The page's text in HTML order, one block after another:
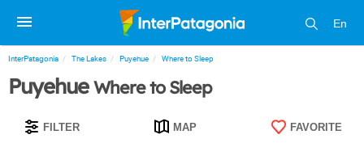
En
InterPatagonia The Lakes Puyehue Where to Sleep
PuyehueWhere to Sleep
FILTER MAP FAVORITE